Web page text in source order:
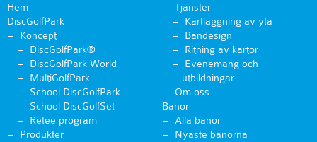
Hem
DiscGolfPark
Koncept
DiscGolfPark®
DiscGolfPark World
MultiGolfPark
School DiscGolfPark
School DiscGolfSet
Retee program
Produkter
Tjänster
Kartläggning av yta
Bandesign
Ritning av kartor
Evenemang och
utbildningar
Om oss
Banor
Alla banor
Nyaste banorna